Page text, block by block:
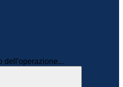
dell'operazione...